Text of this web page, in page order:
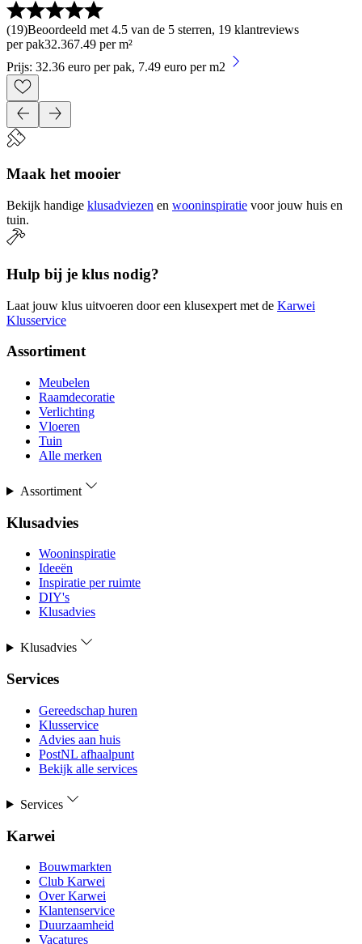
(19)Beoordeeld met 4.5 van de 5 sterren, 19 klantreviews
per pak32.367.49 per m²
Prijs: 32.36 euro per pak, 7.49 euro per m2
Maak het mooier
Bekijk handige klusadviezen en wooninspiratie voor jouw huis en
tuin.
Hulp bij je klus nodig?
Laat jouw klus uitvoeren door een klusexpert met de Karwei
Klusservice
Assortiment
Meubelen
Raamdecoratie
Verlichting
Vloeren
Tuin
Alle merken
Assortiment
Klusadvies
Wooninspiratie
Ideeën
Inspiratie per ruimte
DIY's
Klusadvies
Klusadvies
Services
Gereedschap huren
Klusservice
Advies aan huis
PostNL afhaalpunt
Bekijk alle services
Services
Karwei
Bouwmarkten
Club Karwei
Over Karwei
Klantenservice
Duurzaamheid
Vacatures